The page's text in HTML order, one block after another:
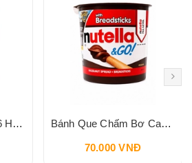
NGUYÊN THÙNG 16 HỘP Bánh Que Chấm Bơ Cacao Hạt Phỉ Snack Nutella & Go Breadstick 52g Bánh Que Chấm Bơ Cacao Hạt Phỉ Snack Nutella & Go Breadstick 52g
70.000 VNĐ